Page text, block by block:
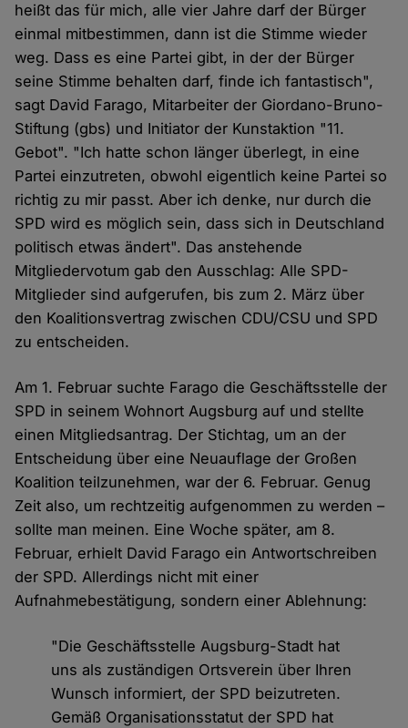
heißt das für mich, alle vier Jahre darf der Bürger
einmal mitbestimmen, dann ist die Stimme wieder
weg. Dass es eine Partei gibt, in der der Bürger
seine Stimme behalten darf, finde ich fantastisch",
sagt David Farago, Mitarbeiter der Giordano-Bruno-
Stiftung (gbs) und Initiator der Kunstaktion "11.
Gebot". "Ich hatte schon länger überlegt, in eine
Partei einzutreten, obwohl eigentlich keine Partei so
richtig zu mir passt. Aber ich denke, nur durch die
SPD wird es möglich sein, dass sich in Deutschland
politisch etwas ändert". Das anstehende
Mitgliedervotum gab den Ausschlag: Alle SPD-
Mitglieder sind aufgerufen, bis zum 2. März über
den Koalitionsvertrag zwischen CDU/CSU und SPD
zu entscheiden.
Am 1. Februar suchte Farago die Geschäftsstelle der
SPD in seinem Wohnort Augsburg auf und stellte
einen Mitgliedsantrag. Der Stichtag, um an der
Entscheidung über eine Neuauflage der Großen
Koalition teilzunehmen, war der 6. Februar. Genug
Zeit also, um rechtzeitig aufgenommen zu werden –
sollte man meinen. Eine Woche später, am 8.
Februar, erhielt David Farago ein Antwortschreiben
der SPD. Allerdings nicht mit einer
Aufnahmebestätigung, sondern einer Ablehnung:
"Die Geschäftsstelle Augsburg-Stadt hat
uns als zuständigen Ortsverein über Ihren
Wunsch informiert, der SPD beizutreten.
Gemäß Organisationsstatut der SPD hat